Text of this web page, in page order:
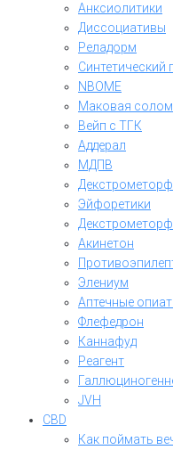
Анксиолитики
Диссоциативы
Реладорм
Синтетический
NBOME
Маковая
Вейп с ТГК
Аддерал
МДПВ
Эйфоретики
Акинетон
Элениум
Аптечные
Флефедрон
Каннафуд
Реагент
JVH
CBD
Как поймать